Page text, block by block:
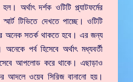
হল। অর্থাৎ দর্শক ওটিটি প্ল্যাটফর্মের
টিভিতে দেখতে পাচ্ছে। ওটিটি
অনেক সতর্ক থাকতে হবে। এর জন্য
অনেকে পর্ব হিসেবে অর্থাৎ মধ্যবর্তী
আপলোড করে থাকে। এছাড়াও
আদলে ওয়েব সিরিজ বানানো হয়।